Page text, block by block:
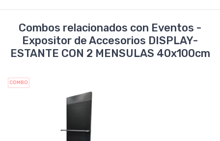
Combos relacionados con Eventos -
Expositor de Accesorios DISPLAY-
ESTANTE CON 2 MENSULAS 40x100cm
COMBO